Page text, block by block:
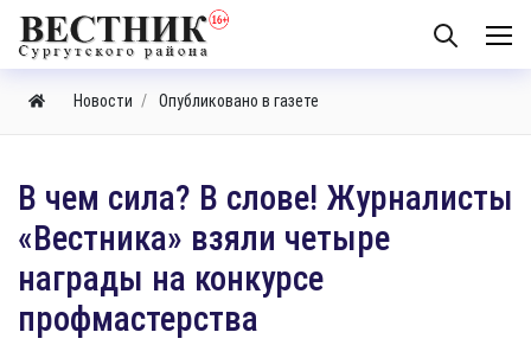
Новости Опубликовано в газете
В чем сила? В слове! Журналисты
«Вестника» взяли четыре
награды на конкурсе
профмастерства